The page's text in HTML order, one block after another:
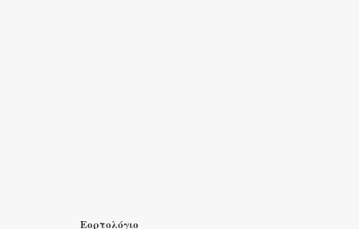
Εορτολόγιο